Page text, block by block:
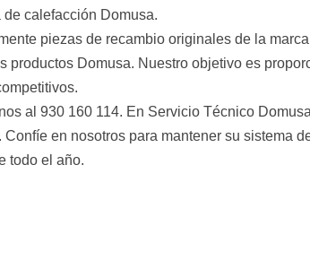
calefacción Domusa.
piezas de recambio originales de la
Domusa. Nuestro objetivo es
al 930 160 114. En Servicio Técnico
en nosotros para mantener su sistema
todo el año.